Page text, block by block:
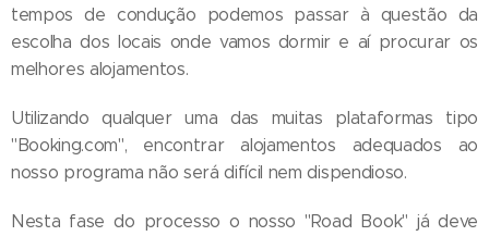
tempos de condução podemos passar à questão da
escolha dos locais onde vamos dormir e aí procurar os
melhores alojamentos.
Utilizando qualquer uma das muitas plataformas tipo
"Booking.com", encontrar alojamentos adequados ao
nosso programa não será difícil nem dispendioso.
Nesta fase do processo o nosso "Road Book" já deve